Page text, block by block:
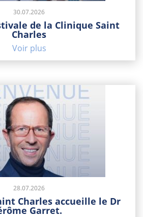
30.07.2026
de la Clinique Saint
Charles
Voir plus
28.07.2026
Charles accueille le Dr
Garret.